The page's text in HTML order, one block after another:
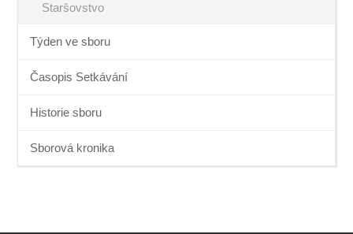
Staršovstvo
Týden ve sboru
Časopis Setkávání
Historie sboru
Sborová kronika